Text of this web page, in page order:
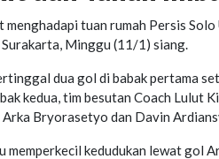
tuan rumah Persis
Minggu (11/1) siang.
dua gol di babak pertama
kedua, tim besutan Coach Lulut
Arka Bryorasetyo dan Davin
memperkecil kedudukan lewat gol